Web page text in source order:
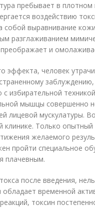
пребывает в
воздействию
собой выравнивание
разглаживанием
и
эффекта, человек
с избирательной
мышцы совершенно
лицевой мускулатуры.
Только
желаемого
пройти специальное
плачевным.
после введения,
временной
токсин